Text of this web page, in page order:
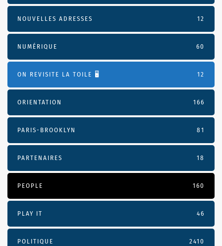
NOUVELLES ADRESSES 12
NUMÉRIQUE 60
ON REVISITE LA TOILE 🖥️ 12
ORIENTATION 166
PARIS-BROOKLYN 81
PARTENAIRES 18
PEOPLE 160
PLAY IT 46
POLITIQUE 2410